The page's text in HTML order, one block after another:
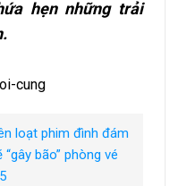
hẹn những trải
loạt phim đình đám
bão” phòng vé